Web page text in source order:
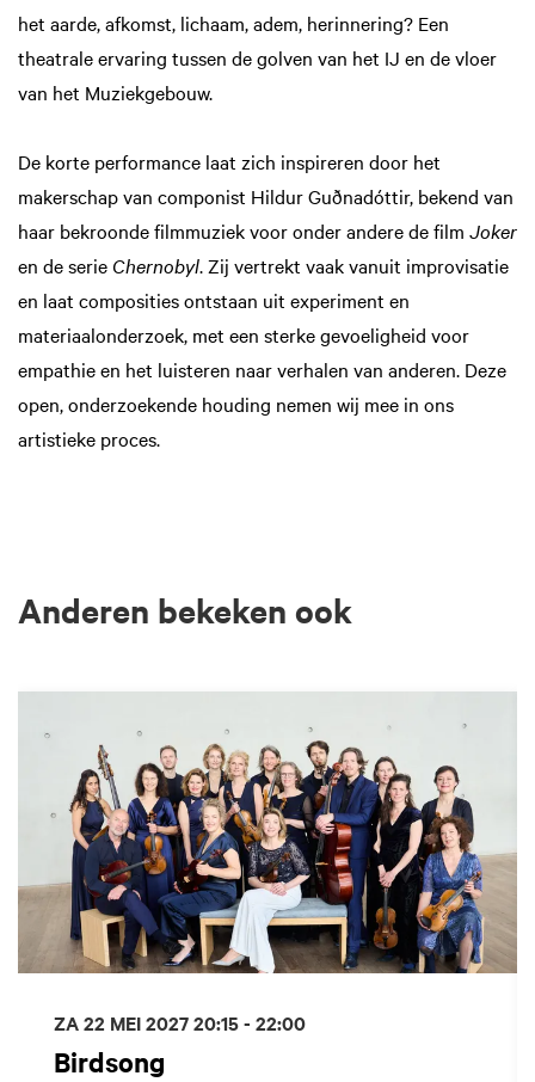
het aarde, afkomst, lichaam, adem, herinnering? Een
theatrale ervaring tussen de golven van het IJ en de vloer
van het Muziekgebouw.
De korte performance laat zich inspireren door het
makerschap van componist Hildur Guðnadóttir, bekend van
haar bekroonde filmmuziek voor onder andere de film Joker
en de serie Chernobyl. Zij vertrekt vaak vanuit improvisatie
en laat composities ontstaan uit experiment en
materiaalonderzoek, met een sterke gevoeligheid voor
empathie en het luisteren naar verhalen van anderen. Deze
open, onderzoekende houding nemen wij mee in ons
artistieke proces.
Anderen bekeken ook
Birdsong
ZA 22 MEI 202720:15 - 22:00